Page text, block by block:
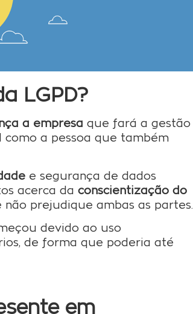
LGPD?
a empresa que fará a gestão
como a pessoa que também
e segurança de dados
acerca da conscientização do
prejudique ambas as partes.
devido ao uso
de forma que poderia até
em